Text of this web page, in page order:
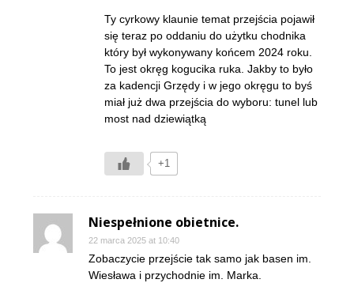
Ty cyrkowy klaunie temat przejścia pojawił
się teraz po oddaniu do użytku chodnika
który był wykonywany końcem 2024 roku.
To jest okręg kogucika ruka. Jakby to było
za kadencji Grzędy i w jego okręgu to byś
miał już dwa przejścia do wyboru: tunel lub
most nad dziewiątką
+1
Niespełnione obietnice.
22 marca 2025 at 10:40
Zobaczycie przejście tak samo jak basen im.
Wiesława i przychodnie im. Marka.